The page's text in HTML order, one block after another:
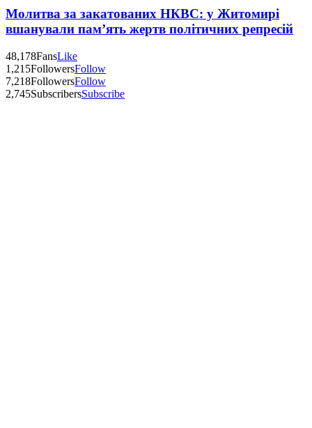
Молитва за закатованих НКВС: у Житомирі
вшанували пам’ять жертв політичних репресій
48,178FansLike
1,215FollowersFollow
7,218FollowersFollow
2,745SubscribersSubscribe